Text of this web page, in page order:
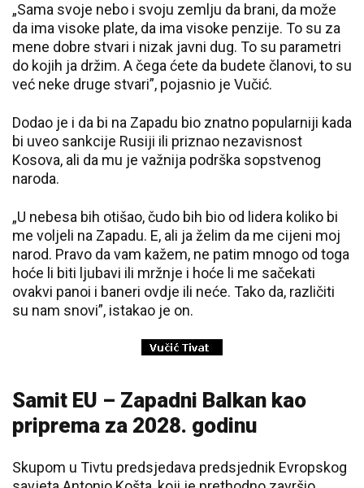
„Sama svoje nebo i svoju zemlju da brani, da može
da ima visoke plate, da ima visoke penzije. To su za
mene dobre stvari i nizak javni dug. To su parametri
do kojih ja držim. A čega ćete da budete članovi, to su
već neke druge stvari”, pojasnio je Vučić.
Dodao je i da bi na Zapadu bio znatno popularniji kada
bi uveo sankcije Rusiji ili priznao nezavisnost
Kosova, ali da mu je važnija podrška sopstvenog
naroda.
„U nebesa bih otišao, čudo bih bio od lidera koliko bi
me voljeli na Zapadu. E, ali ja želim da me cijeni moj
narod. Pravo da vam kažem, ne patim mnogo od toga
hoće li biti ljubavi ili mržnje i hoće li me sačekati
ovakvi panoi i baneri ovdje ili neće. Tako da, različiti
su nam snovi”, istakao je on.
Samit EU – Zapadni Balkan kao
priprema za 2028. godinu
Skupom u Tivtu predsjedava predsjednik Evropskog